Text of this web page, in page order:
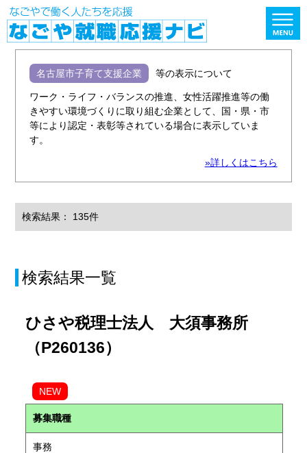
名古屋市子育て支援企業 等の表示について
ワーク・ライフ・バランスの推進、女性活躍推進等の働
きやすい環境づくりに取り組む企業として、国・県・市
等により認定・表彰等されている場合に表示していま
す。
»詳しくはこちら
検索結果： 135件
検索結果一覧
ひさや税理士法人 大須事務所
（P260136）
NEW
募集職種
事務